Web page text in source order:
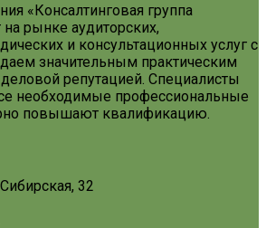
«Консалтинговая группа
на рынке аудиторских,
и консультационных услуг с
значительным практическим
репутацией. Специалисты
необходимые профессиональные
повышают квалификацию.
32